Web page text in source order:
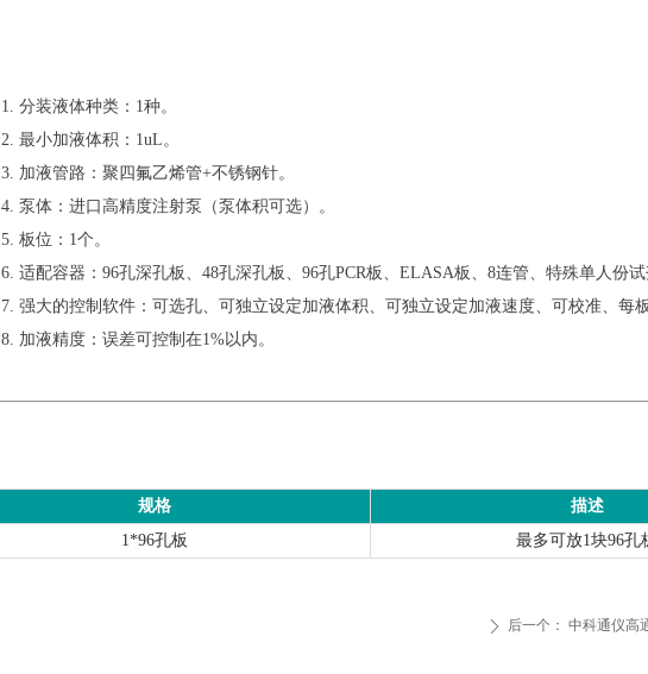
1. 分装液体种类：1种。
2. 最小加液体积：1uL。
3. 加液管路：聚四氟乙烯管+不锈钢针。
4. 泵体：进口高精度注射泵（泵体积可选）。
5. 板位：1个。
6. 适配容器：96孔深孔板、48孔深孔板、96孔PCR板、ELASA板、8连管、特殊单人份
7. 强大的控制软件：可选孔、可独立设定加液体积、可独立设定加液速度、可校准、每
8. 加液精度：误差可控制在1%以内。
规格
描述
1*96孔板 最多可放1块96孔
ꄲ 后一个： 中科通仪高